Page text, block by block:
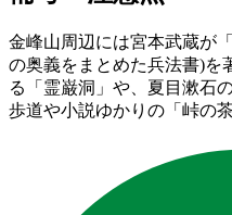
金峰山周辺には宮本武蔵が
の奥義をまとめた兵法書)を
る「霊巌洞」や、夏目漱石
歩道や小説ゆかりの「峠の